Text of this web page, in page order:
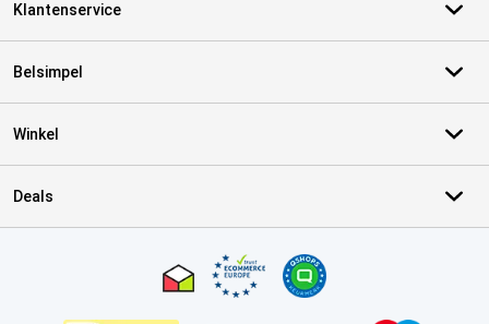
Klantenservice
Belsimpel
Winkel
Deals